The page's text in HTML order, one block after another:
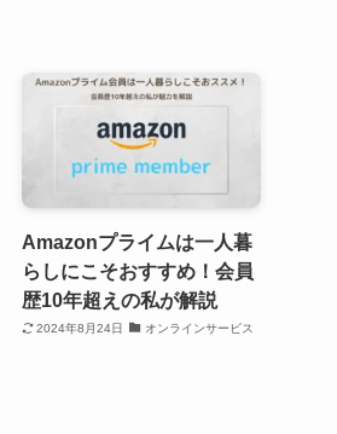
Amazonプライムは一人暮
らしにこそおすすめ！会員
歴10年超えの私が解説
2024年8月24日 オンラインサービス